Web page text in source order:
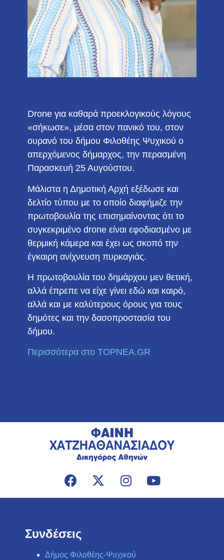
Drone για καθαρά προεκλογικούς λόγους
«σήκωσε», μέσα στον πανικό του, στον
ουρανό του δήμου Φιλοθέης Ψυχικού ο
απερχόμενος δήμαρχος, την περασμένη
Παρασκευή 25 Αυγούστου.
Μάλιστα η Δημοτική Αρχή εξέδωσε και
δελτίο τύπου με το οποίο διαφήμιζε την
πρωτοβουλία της επισημαίνοντας ότι το
συγκεκριμένο drone είναι εφοδιασμένο με
θερμική κάμερα και έχει ως σκοπό την
έγκαιρη ανίχνευση πυρκαγιάς.
Η πρωτοβουλία του δημάρχου μεν θετική,
αλλά έπρεπε να είχε γίνει εδώ και καιρό,
αλλά και με καλύτερους όρους για τους
δημότες και την δασοπροστασία του
δήμου.
Περισσότερα στο TOPNEA.GR
Συνδέσεις
Δήμος Φιλοθέης-Ψυχικού